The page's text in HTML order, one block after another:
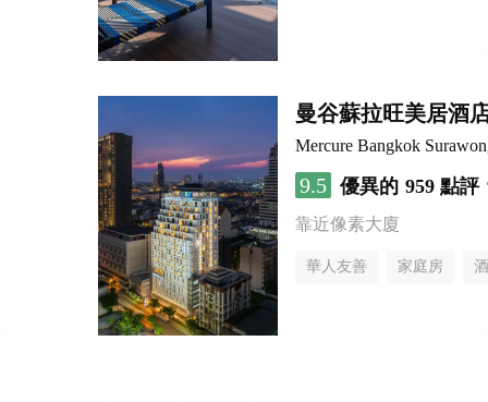
曼谷蘇拉旺美居酒
Mercure Bangkok
9.5 優異的 959 點評
靠近像素大廈
華人友善 家庭房